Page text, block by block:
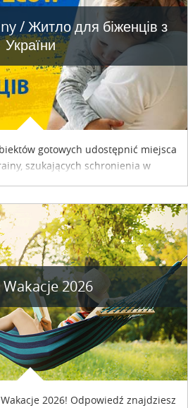
/ Житло для бiженцiв з
України
gotowych udostępnić miejsca
szukających schronienia w
Wakacje 2026
2026! Odpowiedź znajdziesz